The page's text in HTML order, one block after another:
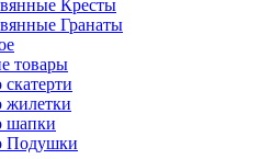
Кресты
Гранаты
товары
жилетки
шапки
Подушки